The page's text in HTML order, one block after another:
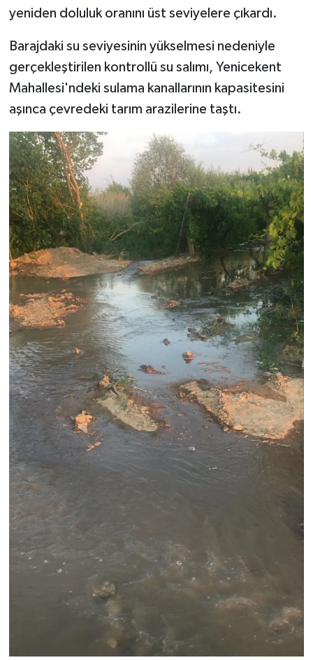
yeniden doluluk oranını üst seviyelere çıkardı.
Barajdaki su seviyesinin yükselmesi nedeniyle
gerçekleştirilen kontrollü su salımı, Yenicekent
Mahallesi'ndeki sulama kanallarının kapasitesini
aşınca çevredeki tarım arazilerine taştı.